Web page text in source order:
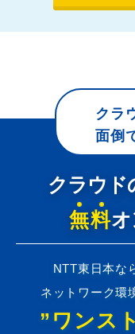
クラ
面倒
クラウド
無料オ
NTT東日本な
ネットワーク環
”ワンス